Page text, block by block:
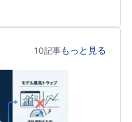
10記事もっと見る